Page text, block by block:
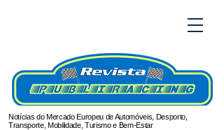
Notícias do Mercado Europeu de Automóveis, Desporto,
Transporte, Mobilidade, Turismo e Bem-Estar